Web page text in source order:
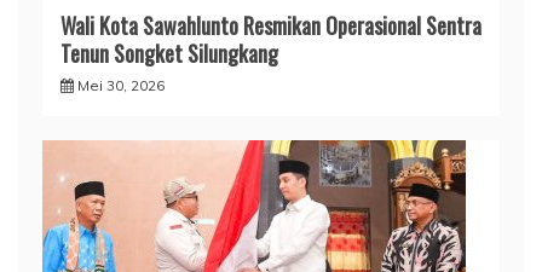
Wali Kota Sawahlunto Resmikan Operasional Sentra
Tenun Songket Silungkang
Mei 30, 2026